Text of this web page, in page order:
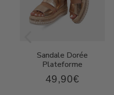
Sandale Dorée
Plateforme
Prix
49,90€